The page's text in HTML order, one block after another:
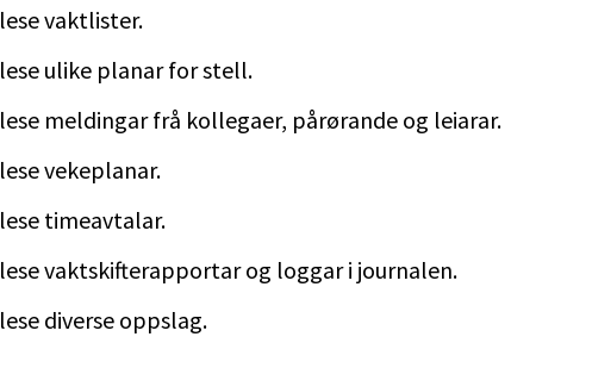
lese vaktlister.
lese ulike planar for stell.
lese meldingar frå kollegaer, pårørande og leiarar.
lese vekeplanar.
lese timeavtalar.
lese vaktskifterapportar og loggar i journalen.
lese diverse oppslag.